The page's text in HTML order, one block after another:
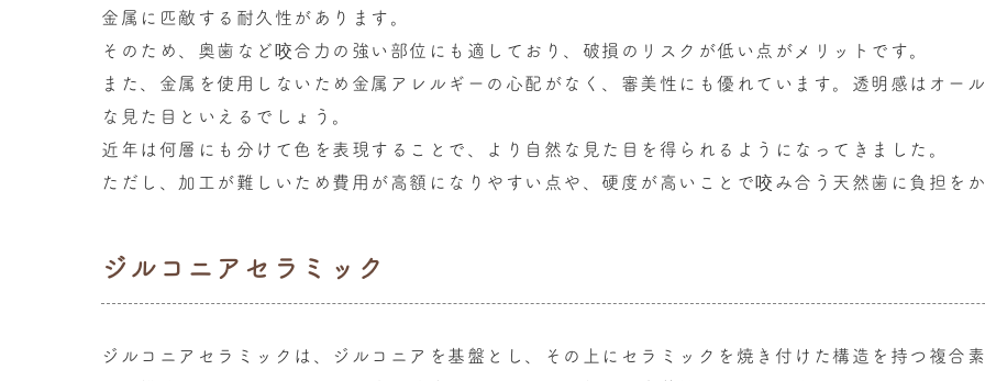
金属に匹敵する耐久性があります。
そのため、奥歯など咬合力の強い部位にも適しており、破損のリスクが低い点がメリットです。
また、金属を使用しないため金属アレルギーの心配がなく、審美性にも優れています。透明感はオー
な見た目といえるでしょう。
近年は何層にも分けて色を表現することで、より自然な見た目を得られるようになってきました。
ただし、加工が難しいため費用が高額になりやすい点や、硬度が高いことで咬み合う天然歯に負担を
ジルコニアセラミック
ジルコニアセラミックは、ジルコニアを基盤とし、その上にセラミックを焼き付けた構造を持つ複合素